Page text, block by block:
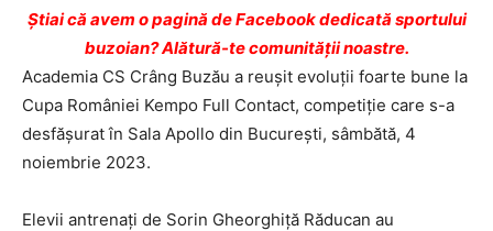
Ştiai că avem o pagină de Facebook dedicată sportului
buzoian? Alătură-te comunității noastre.
Academia CS Crâng Buzău a reușit evoluții foarte bune la
Cupa României Kempo Full Contact, competiție care s-a
desfășurat în Sala Apollo din București, sâmbătă, 4
noiembrie 2023.
Elevii antrenați de Sorin Gheorghiță Răducan au